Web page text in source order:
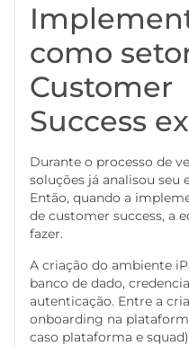
como
Customer
Success
Durante o processo de
soluções já analisou seu
Então, quando a
de customer success, a
fazer.
A criação do ambiente
banco de dado,
autenticação. Entre a
onboarding na
caso plataforma e